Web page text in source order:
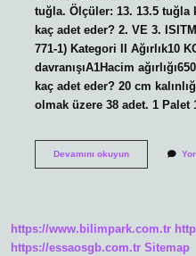
tuğla. Ölçüler: 13. 13.5 tuğla
kaç adet eder? 2. VE 3.
771-1) Kategori II Ağırlık10
davranışıA1Hacim
kaç adet eder? 20 cm
olmak üzere 38 adet. 1
Devamını okuyun1
https://www.bilimpark.com.tr
https://essaosgb.com.tr Sitemap